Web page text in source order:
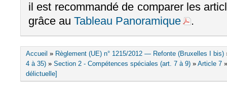
il est recommandé de comparer les
grâce au Tableau Panoramique .
Vous êtes ici
Accueil » Règlement (UE) n° 1215/2012 — Refonte (Bruxelles I bis)
4 à 35) » Section 2 - Compétences spéciales (art. 7 à 9) » Article 7
délictuelle]